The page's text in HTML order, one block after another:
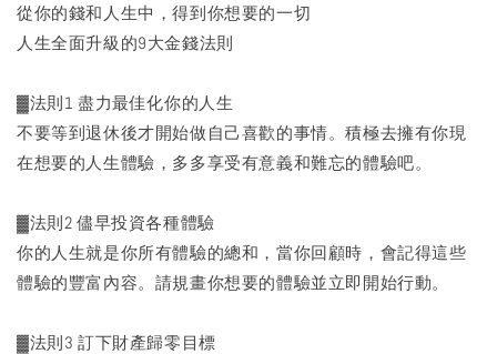
從你的錢和人生中，得到你想要的一切
人生全面升級的9大金錢法則
▓法則1 盡力最佳化你的人生
不要等到退休後才開始做自己喜歡的事情。積極去擁有你現
在想要的人生體驗，多多享受有意義和難忘的體驗吧。
▓法則2 儘早投資各種體驗
你的人生就是你所有體驗的總和，當你回顧時，會記得這些
體驗的豐富內容。請規畫你想要的體驗並立即開始行動。
▓法則3 訂下財產歸零目標